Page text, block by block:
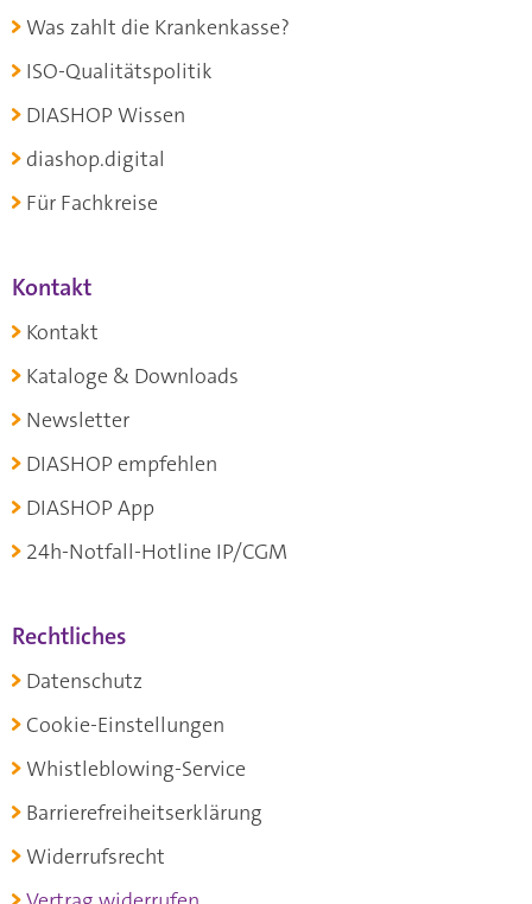
Was zahlt die Krankenkasse?
ISO-Qualitätspolitik
DIASHOP Wissen
diashop.digital
Für Fachkreise
Kontakt
Kontakt
Kataloge & Downloads
Newsletter
DIASHOP empfehlen
DIASHOP App
24h-Notfall-Hotline IP/CGM
Rechtliches
Datenschutz
Cookie-Einstellungen
Whistleblowing-Service
Barrierefreiheitserklärung
Widerrufsrecht